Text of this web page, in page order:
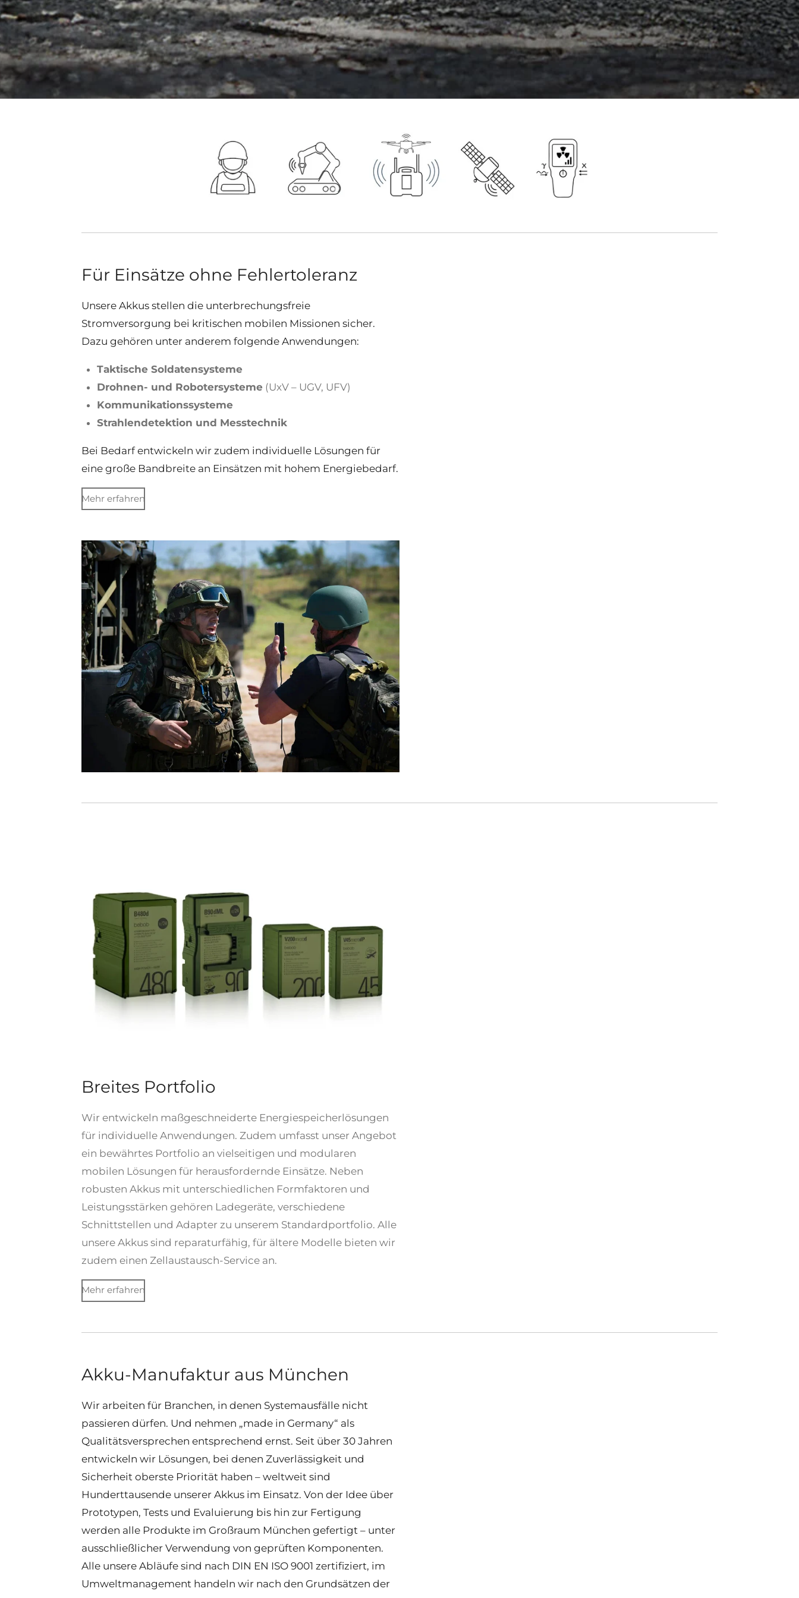
Für Einsätze ohne Fehlertoleranz
Unsere Akkus stellen die unterbrechungsfreie
Stromversorgung bei kritischen mobilen Missionen sicher.
Dazu gehören unter anderem folgende Anwendungen:
Taktische Soldatensysteme
Drohnen- und Robotersysteme (UxV – UGV, UFV)
Kommunikationssysteme
Strahlendetektion und Messtechnik
Bei Bedarf entwickeln wir zudem individuelle Lösungen für
eine große Bandbreite an Einsätzen mit hohem Energiebedarf.
Mehr erfahren
Breites Portfolio
Wir entwickeln maßgeschneiderte Energiespeicherlösungen
für individuelle Anwendungen. Zudem umfasst unser Angebot
ein bewährtes Portfolio an vielseitigen und modularen
mobilen Lösungen für herausfordernde Einsätze. Neben
robusten Akkus mit unterschiedlichen Formfaktoren und
Leistungsstärken gehören Ladegeräte, verschiedene
Schnittstellen und Adapter zu unserem Standardportfolio. Alle
unsere Akkus sind reparaturfähig, für ältere Modelle bieten wir
zudem einen Zellaustausch-Service an.
Mehr erfahren
Akku-Manufaktur aus München
Wir arbeiten für Branchen, in denen Systemausfälle nicht
passieren dürfen. Und nehmen „made in Germany“ als
Qualitätsversprechen entsprechend ernst. Seit über 30 Jahren
entwickeln wir Lösungen, bei denen Zuverlässigkeit und
Sicherheit oberste Priorität haben – weltweit sind
Hunderttausende unserer Akkus im Einsatz. Von der Idee über
Prototypen, Tests und Evaluierung bis hin zur Fertigung
werden alle Produkte im Großraum München gefertigt – unter
ausschließlicher Verwendung von geprüften Komponenten.
Alle unsere Abläufe sind nach DIN EN ISO 9001 zertifiziert, im
Umweltmanagement handeln wir nach den Grundsätzen der